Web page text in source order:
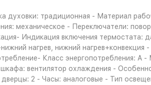
духовки: традиционная - Материал
механическое - Переключатели:
Индикация включения термостата:
нагрев, нижний нагрев+конвекция
Класс энергопотребления: A
вентилятор охлаждения -
2 - Часы: аналоговые - Тип